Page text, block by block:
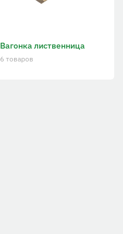
Вагонка лиственница
6 товаров